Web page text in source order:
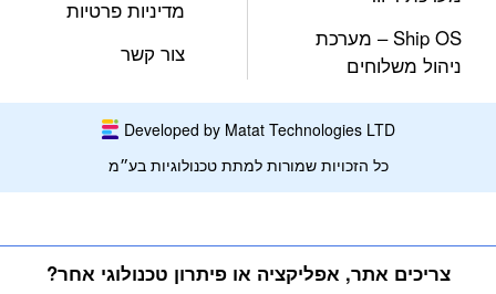
צריכים אתר, אפליקציה או פיתרון טכנולוגי אחר?
Ship OS – מערכת
ניהול משלוחים
מדיניות פרטיות
צור קשר
כל הזכויות שמורות למתת טכנולוגיות בע״מ
Developed by Matat Technologies LTD